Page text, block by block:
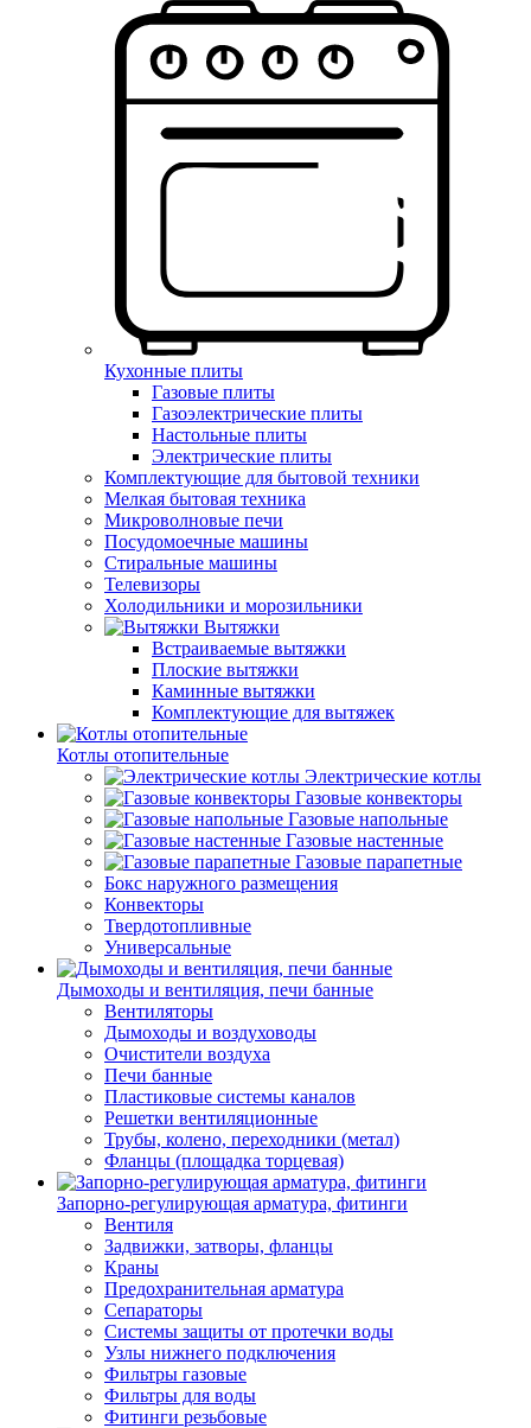
Кухонные плиты
Газовые плиты
Газоэлектрические плиты
Настольные плиты
Электрические плиты
Комплектующие для бытовой техники
Мелкая бытовая техника
Микроволновые печи
Посудомоечные машины
Стиральные машины
Телевизоры
Холодильники и морозильники
Вытяжки
Встраиваемые вытяжки
Плоские вытяжки
Каминные вытяжки
Комплектующие для вытяжек
Котлы отопительные
Электрические котлы
Газовые конвекторы
Газовые напольные
Газовые настенные
Газовые парапетные
Бокс наружного размещения
Конвекторы
Твердотопливные
Универсальные
Дымоходы и вентиляция, печи банные
Вентиляторы
Дымоходы и воздуховоды
Очистители воздуха
Печи банные
Пластиковые системы каналов
Решетки вентиляционные
Трубы, колено, переходники (метал)
Фланцы (площадка торцевая)
Запорно-регулирующая арматура, фитинги
Вентиля
Задвижки, затворы, фланцы
Краны
Предохранительная арматура
Сепараторы
Системы защиты от протечки воды
Узлы нижнего подключения
Фильтры газовые
Фильтры для воды
Фитинги резьбовые